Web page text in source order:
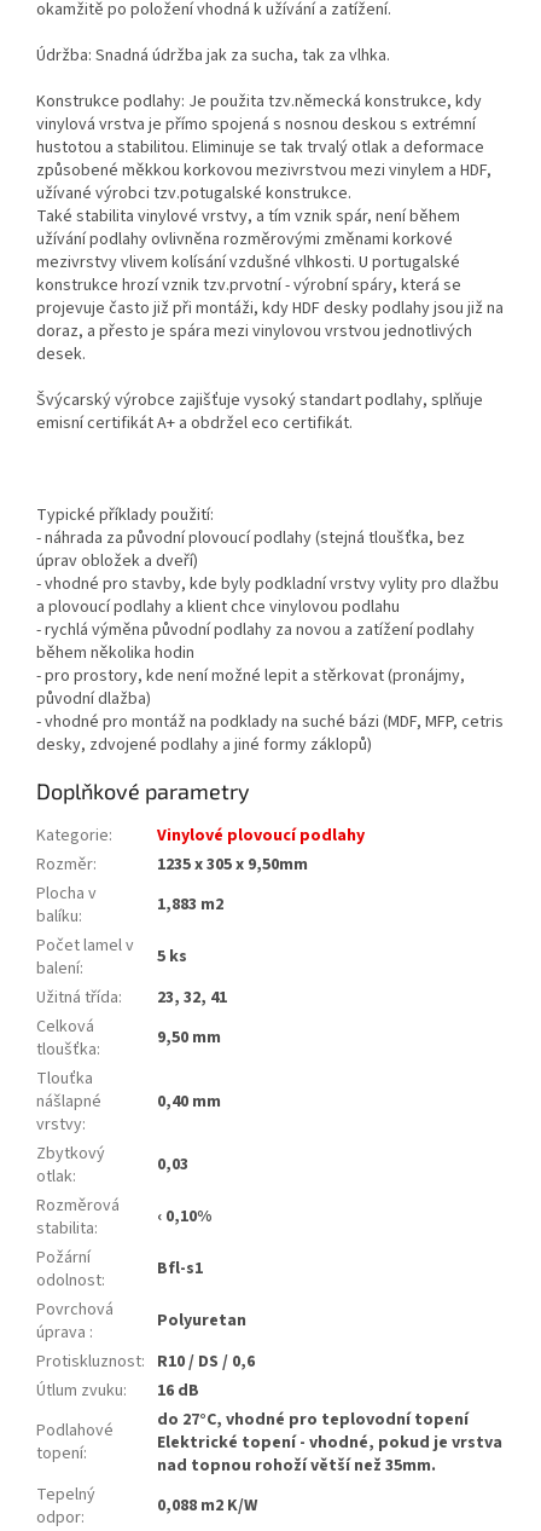
okamžitě po položení vhodná k užívání a zatížení.
Údržba: Snadná údržba jak za sucha, tak za vlhka.
Konstrukce podlahy: Je použita tzv.německá konstrukce, kdy
vinylová vrstva je přímo spojená s nosnou deskou s extrémní
hustotou a stabilitou. Eliminuje se tak trvalý otlak a deformace
způsobené měkkou korkovou mezivrstvou mezi vinylem a HDF,
užívané výrobci tzv.potugalské konstrukce.
Také stabilita vinylové vrstvy, a tím vznik spár, není během
užívání podlahy ovlivněna rozměrovými změnami korkové
mezivrstvy vlivem kolísání vzdušné vlhkosti. U portugalské
konstrukce hrozí vznik tzv.prvotní - výrobní spáry, která se
projevuje často již při montáži, kdy HDF desky podlahy jsou již na
doraz, a přesto je spára mezi vinylovou vrstvou jednotlivých
desek.
Švýcarský výrobce zajišťuje vysoký standart podlahy, splňuje
emisní certifikát A+ a obdržel eco certifikát.
Typické příklady použití:
- náhrada za původní plovoucí podlahy (stejná tloušťka, bez
úprav obložek a dveří)
- vhodné pro stavby, kde byly podkladní vrstvy vylity pro dlažbu
a plovoucí podlahy a klient chce vinylovou podlahu
- rychlá výměna původní podlahy za novou a zatížení podlahy
během několika hodin
- pro prostory, kde není možné lepit a stěrkovat (pronájmy,
původní dlažba)
- vhodné pro montáž na podklady na suché bázi (MDF, MFP, cetris
desky, zdvojené podlahy a jiné formy záklopů)
Doplňkové parametry
Kategorie:
Vinylové plovoucí podlahy
Rozměr:
1235 x 305 x 9,50mm
Plocha v
balíku:
1,883 m2
Počet lamel v
balení:
5 ks
Užitná třída:
23, 32, 41
Celková
tloušťka:
9,50 mm
Tlouťka
nášlapné
vrstvy:
0,40 mm
Zbytkový
otlak:
0,03
Rozměrová
stabilita:
‹ 0,10%
Požární
odolnost:
Bfl-s1
Povrchová
úprava :
Polyuretan
Protiskluznost: R10 / DS / 0,6
Útlum zvuku:
16 dB
Podlahové
topení:
do 27°C, vhodné pro teplovodní topení
Elektrické topení - vhodné, pokud je vrstva
nad topnou rohoží větší než 35mm.
Tepelný
odpor:
0,088 m2 K/W